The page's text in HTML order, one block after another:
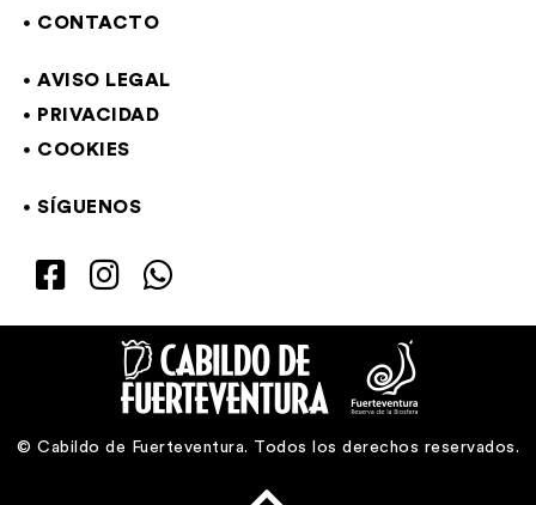
CONTACTO
AVISO LEGAL
PRIVACIDAD
COOKIES
SÍGUENOS
© Cabildo de Fuerteventura. Todos los derechos reservados.